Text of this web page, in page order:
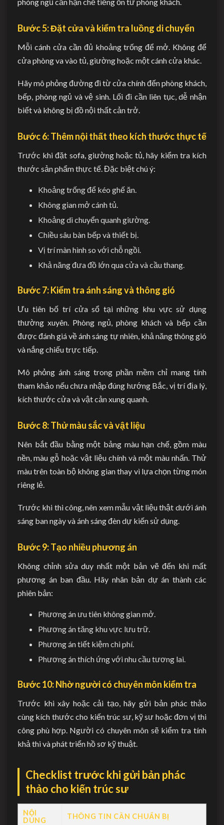
Bước 5: Đặt cửa và kiểm tra luồng di chuyển
Mỗi cánh cửa cần đủ khoảng trống để mở. Không để
cửa phòng va vào tủ, giường hoặc một cánh cửa khác.
Hãy mô phỏng đường đi từ cửa chính đến phòng khách,
bếp, phòng ngủ và vệ sinh. Lối đi cần liên tục, dễ nhận
biết và không bị đồ nội thất cản trở.
Bước 6: Thêm nội thất theo kích thước thực tế
Trước khi đặt sofa, giường hoặc tủ, hãy kiểm tra kích
thước sản phẩm thực tế. Đặc biệt chú ý:
Khoảng trống để kéo ghế ăn.
Không gian mở cánh tủ.
Khoảng di chuyển quanh giường.
Chiều sâu bàn bếp và thiết bị.
Vị trí màn hình so với chỗ ngồi.
Khả năng đưa đồ lớn qua cửa và cầu thang.
Bước 7: Kiểm tra ánh sáng và thông gió
Ưu tiên bố trí cửa sổ tại những khu vực sử dụng
thường xuyên. Phòng ngủ, phòng khách và bếp cần
được đánh giá về ánh sáng tự nhiên, khả năng thông gió
và nắng chiếu trực tiếp.
Mô phỏng ánh sáng trong phần mềm chỉ mang tính
tham khảo nếu chưa nhập đúng hướng Bắc, vị trí địa lý,
kích thước cửa và vật cản xung quanh.
Bước 8: Thử màu sắc và vật liệu
Nên bắt đầu bằng một bảng màu hạn chế, gồm màu
nền, màu gỗ hoặc vật liệu chính và một màu nhấn. Thử
màu trên toàn bộ không gian thay vì lựa chọn từng món
riêng lẻ.
Trước khi thi công, nên xem mẫu vật liệu thật dưới ánh
sáng ban ngày và ánh sáng đèn dự kiến sử dụng.
Bước 9: Tạo nhiều phương án
Không chỉnh sửa duy nhất một bản vẽ đến khi mất
phương án ban đầu. Hãy nhân bản dự án thành các
phiên bản:
Phương án ưu tiên không gian mở.
Phương án tăng khu vực lưu trữ.
Phương án tiết kiệm chi phí.
Phương án thích ứng với nhu cầu tương lai.
Bước 10: Nhờ người có chuyên môn kiểm tra
Trước khi xây hoặc cải tạo, hãy gửi bản phác thảo
cùng kích thước cho kiến trúc sư, kỹ sư hoặc đơn vị thi
công phù hợp. Người có chuyên môn sẽ kiểm tra tính
khả thi và phát triển hồ sơ kỹ thuật.
Checklist trước khi gửi bản phác
thảo cho kiến trúc sư
NỘI
DUNG
THÔNG TIN CẦN CHUẨN BỊ